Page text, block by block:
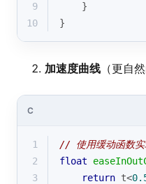
9
    }
10
}
加速度曲线 （更自
C
1
// 使用缓动函数实
2
float
3
return t<